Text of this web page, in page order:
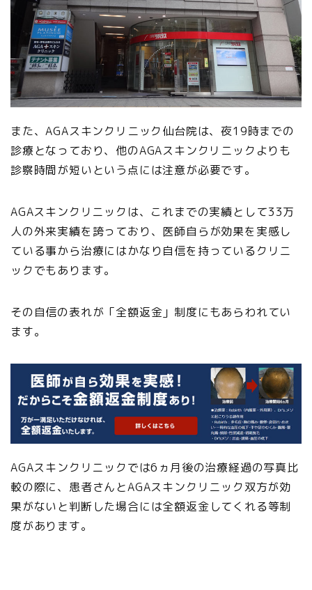
また、AGAスキンクリニック仙台院は、夜19時までの
診療となっており、他のAGAスキンクリニックよりも
診察時間が短いという点には注意が必要です。
AGAスキンクリニックは、これまでの実績として33万
人の外来実績を誇っており、医師自らが効果を実感し
ている事から治療にはかなり自信を持っているクリニ
ックでもあります。
その自信の表れが「全額返金」制度にもあらわれてい
ます。
AGAスキンクリニックでは6ヵ月後の治療経過の写真比
較の際に、患者さんとAGAスキンクリニック双方が効
果がないと判断した場合には全額返金してくれる等制
度があります。